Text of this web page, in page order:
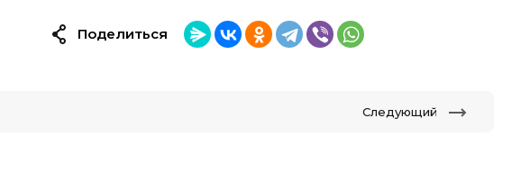
Поделиться
Следующий